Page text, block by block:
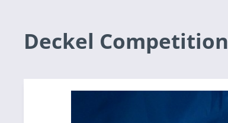
Deckel Competition